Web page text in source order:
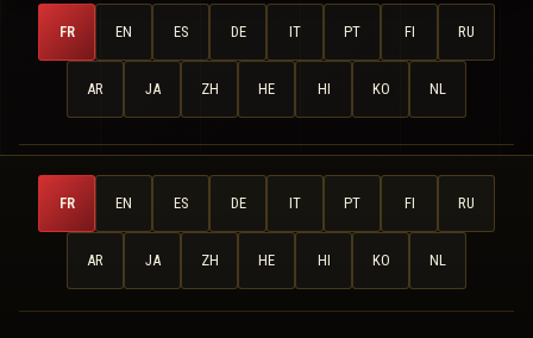
FR EN ES DE IT PT FI RU
AR JA ZH HE HI KO NL
FR EN ES DE IT PT FI RU
AR JA ZH HE HI KO NL